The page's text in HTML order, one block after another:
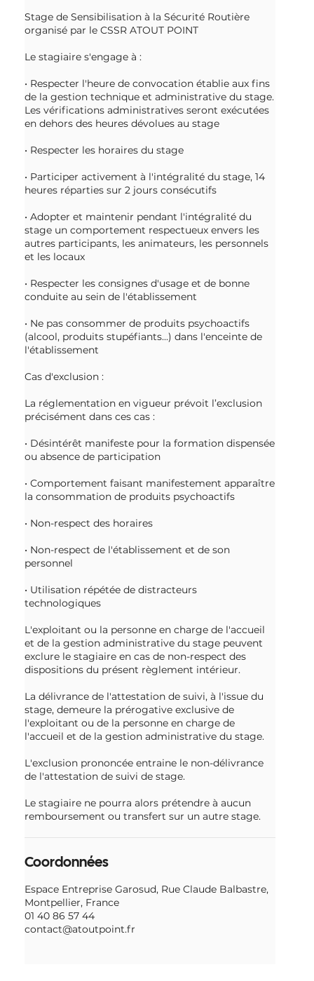
Stage de Sensibilisation à la Sécurité Routière
organisé par le CSSR ATOUT POINT
Le stagiaire s'engage à :
• Respecter l'heure de convocation établie aux fins
de la gestion technique et administrative du stage.
Les vérifications administratives seront exécutées
en dehors des heures dévolues au stage
• Respecter les horaires du stage
• Participer activement à l'intégralité du stage, 14
heures réparties sur 2 jours consécutifs
• Adopter et maintenir pendant l'intégralité du
stage un comportement respectueux envers les
autres participants, les animateurs, les personnels
et les locaux
• Respecter les consignes d'usage et de bonne
conduite au sein de l'établissement
• Ne pas consommer de produits psychoactifs
(alcool, produits stupéfiants...) dans l'enceinte de
l'établissement
Cas d'exclusion :
La réglementation en vigueur prévoit l’exclusion
précisément dans ces cas :
• Désintérêt manifeste pour la formation dispensée
ou absence de participation
• Comportement faisant manifestement apparaître
la consommation de produits psychoactifs
• Non-respect des horaires
• Non-respect de l'établissement et de son
personnel
• Utilisation répétée de distracteurs
technologiques
L'exploitant ou la personne en charge de l'accueil
et de la gestion administrative du stage peuvent
exclure le stagiaire en cas de non-respect des
dispositions du présent règlement intérieur.
La délivrance de l'attestation de suivi, à l'issue du
stage, demeure la prérogative exclusive de
l'exploitant ou de la personne en charge de
l'accueil et de la gestion administrative du stage.
L'exclusion prononcée entraine le non-délivrance
de l'attestation de suivi de stage.
Le stagiaire ne pourra alors prétendre à aucun
remboursement ou transfert sur un autre stage.
Coordonnées
Espace Entreprise Garosud, Rue Claude Balbastre,
Montpellier, France
01 40 86 57 44
contact@atoutpoint.fr